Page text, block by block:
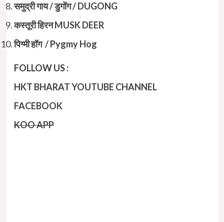
समुद्री गाय / डुगोंग / DUGONG
कस्तूरी हिरन MUSK DEER
पिग्मी हॉग / Pygmy Hog
FOLLOW US :
HKT BHARAT YOUTUBE CHANNEL
FACEBOOK
KOO APP